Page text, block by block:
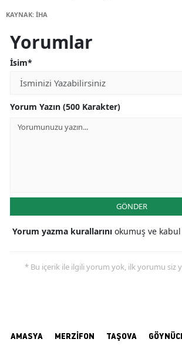
KAYNAK: İHA
Yorumlar
İsim*
Yorum Yazın (500 Karakter)
GÖNDER
Yorum yazma kurallarını okumuş ve kabul
* Bu içerik ile ilgili yorum yok, ilk yorumu siz
AMASYA MERZİFON TAŞOVA